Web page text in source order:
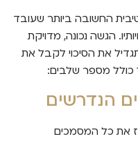
החשובה ביותר שעובד
הגשה נכונה, מדויקת
את הסיכוי לקבל את
כולל מספר שלבים:
את כל המסמכים